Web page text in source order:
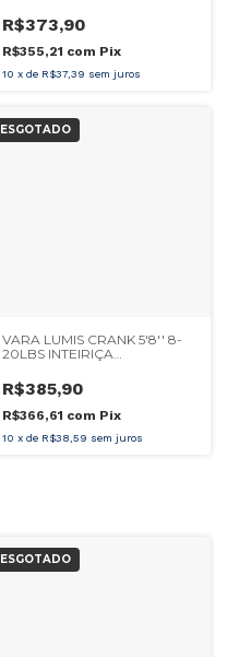
R$373,90
R$355,21 com Pix
10 x de R$37,39 sem juros
ESGOTADO
VARA LUMIS CRANK 5'8'' 8-
20LBS INTEIRIÇA
R$385,90
R$366,61 com Pix
10 x de R$38,59 sem juros
ESGOTADO